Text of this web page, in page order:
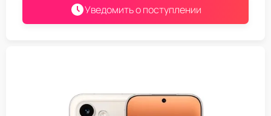
Уведомить о поступлении